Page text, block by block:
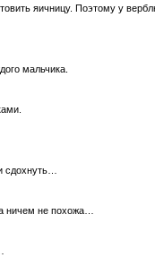
яичницу. Поэтому у
мальчика.
сдохнуть…
ничем не похожа…